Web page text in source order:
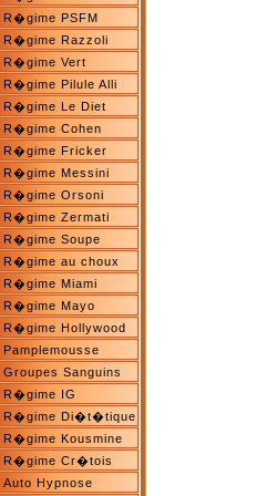
R�gime PSFM
R�gime Razzoli
R�gime Vert
R�gime Pilule Alli
R�gime Le Diet
R�gime Cohen
R�gime Fricker
R�gime Messini
R�gime Orsoni
R�gime Zermati
R�gime Soupe
R�gime au choux
R�gime Miami
R�gime Mayo
R�gime Hollywood
Pamplemousse
Groupes Sanguins
R�gime IG
R�gime Di�t�tique
R�gime Kousmine
R�gime Cr�tois
Auto Hypnose